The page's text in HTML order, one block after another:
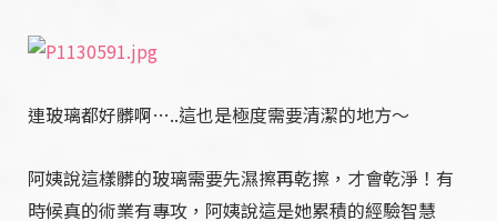
連玻璃都好髒啊…..這也是極度需要清潔的地方～
阿姨說這樣髒的玻璃需要先濕擦再乾擦，才會乾淨！有
時候真的術業有專攻，阿姨說這是她累積的經驗智慧